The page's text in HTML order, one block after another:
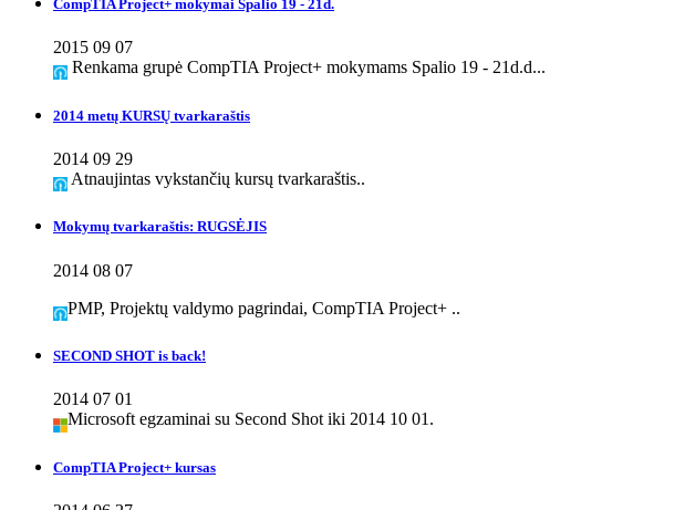
CompTIA Project+ mokymai Spalio 19 - 21d.
2015 09 07
Renkama grupė CompTIA Project+ mokymams Spalio 19 - 21d.d...
2014 metų KURSŲ tvarkaraštis
2014 09 29
Atnaujintas vykstančių kursų tvarkaraštis..
Mokymų tvarkaraštis: RUGSĖJIS
2014 08 07
PMP, Projektų valdymo pagrindai, CompTIA Project+ ..
SECOND SHOT is back!
2014 07 01
Microsoft egzaminai su Second Shot iki 2014 10 01.
CompTIA Project+ kursas